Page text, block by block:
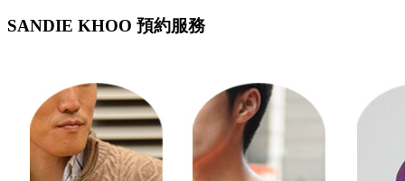
SANDIE KHOO 預約服務